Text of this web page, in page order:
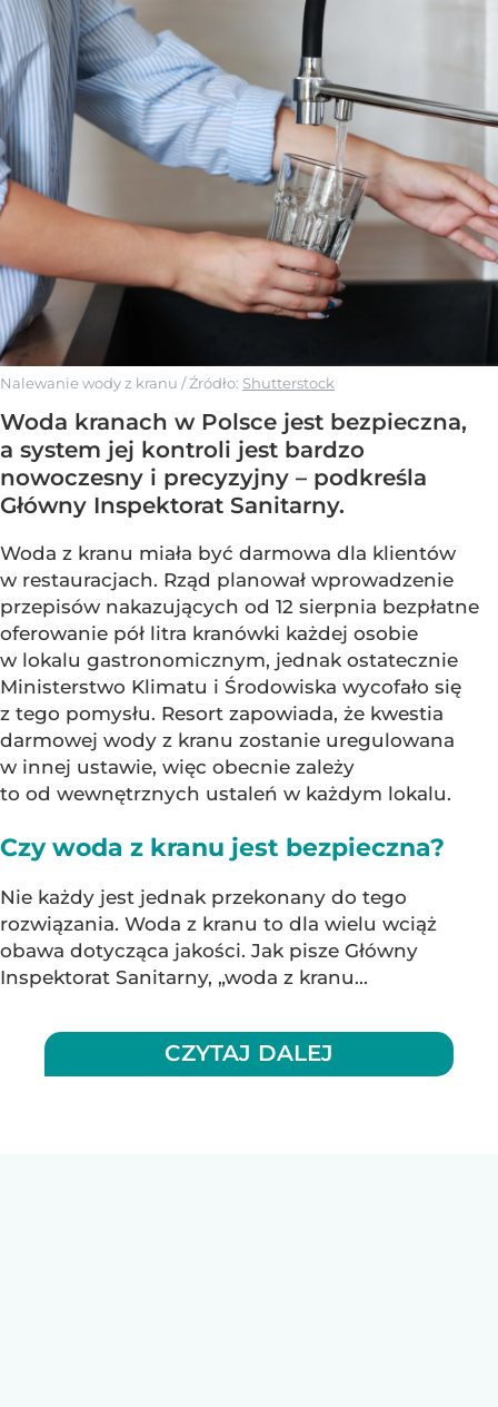
Nalewanie wody z kranu / Źródło: Shutterstock
Woda kranach w Polsce jest bezpieczna,
a system jej kontroli jest bardzo
nowoczesny i precyzyjny – podkreśla
Główny Inspektorat Sanitarny.
Woda z kranu miała być darmowa dla klientów
w restauracjach. Rząd planował wprowadzenie
przepisów nakazujących od 12 sierpnia bezpłatne
oferowanie pół litra kranówki każdej osobie
w lokalu gastronomicznym, jednak ostatecznie
Ministerstwo Klimatu i Środowiska wycofało się
z tego pomysłu. Resort zapowiada, że kwestia
darmowej wody z kranu zostanie uregulowana
w innej ustawie, więc obecnie zależy
to od wewnętrznych ustaleń w każdym lokalu.
Czy woda z kranu jest bezpieczna?
Nie każdy jest jednak przekonany do tego
rozwiązania. Woda z kranu to dla wielu wciąż
obawa dotycząca jakości. Jak pisze Główny
Inspektorat Sanitarny, „woda z kranu...
CZYTAJ DALEJ